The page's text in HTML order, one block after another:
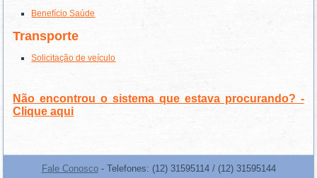
Benefício Saúde
Transporte
Solicitação de veículo
Não encontrou o sistema que estava procurando? -
Clique aqui
Fale Conosco- Telefones: (12) 31595114 / (12) 31595144